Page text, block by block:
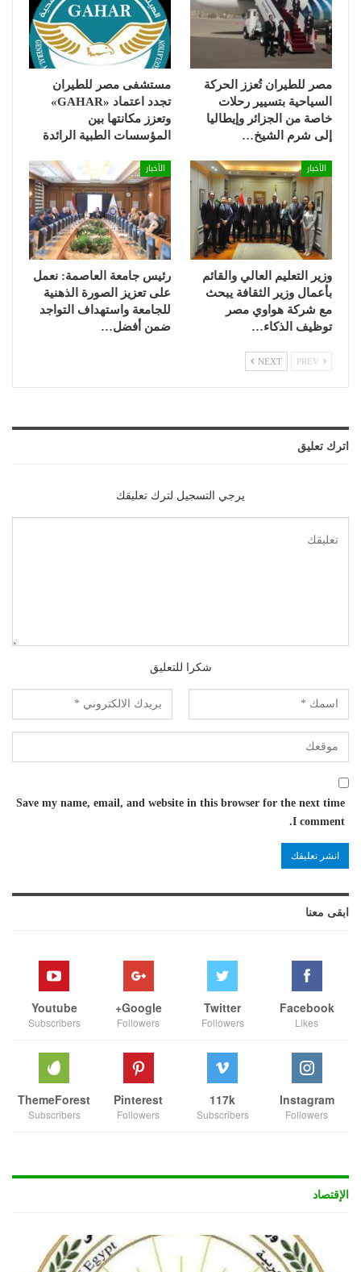
مصر للطيران تُعزز الحركة
السياحية بتسيير رحلات
خاصة من الجزائر وإيطاليا
إلى شرم الشيخ…
مستشفى مصر للطيران
تجدد اعتماد «GAHAR»
وتعزز مكانتها بين
المؤسسات الطبية الرائدة
الأخبار
وزير التعليم العالي والقائم
بأعمال وزير الثقافة يبحث
مع شركة هواوي مصر
توظيف الذكاء…
الأخبار
رئيس جامعة العاصمة: نعمل
على تعزيز الصورة الذهنية
للجامعة واستهداف التواجد
ضمن أفضل…
NEXT
اترك تعليق
يرجي التسجيل لترك تعليقك
شكرا للتعليق
Save my name, email, and website in this browser for the next time
I comment.
ابقى معنا
Facebook
Likes
Twitter
Followers
Google+
Followers
Youtube
Subscribers
Instagram
Followers
117k
Subscribers
Pinterest
Followers
ThemeForest
Subscribers
الإقتصاد